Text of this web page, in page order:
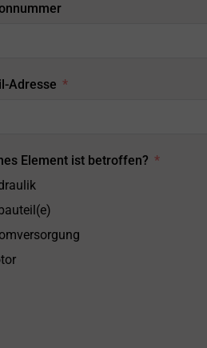
Adresse
Element ist betroffen?